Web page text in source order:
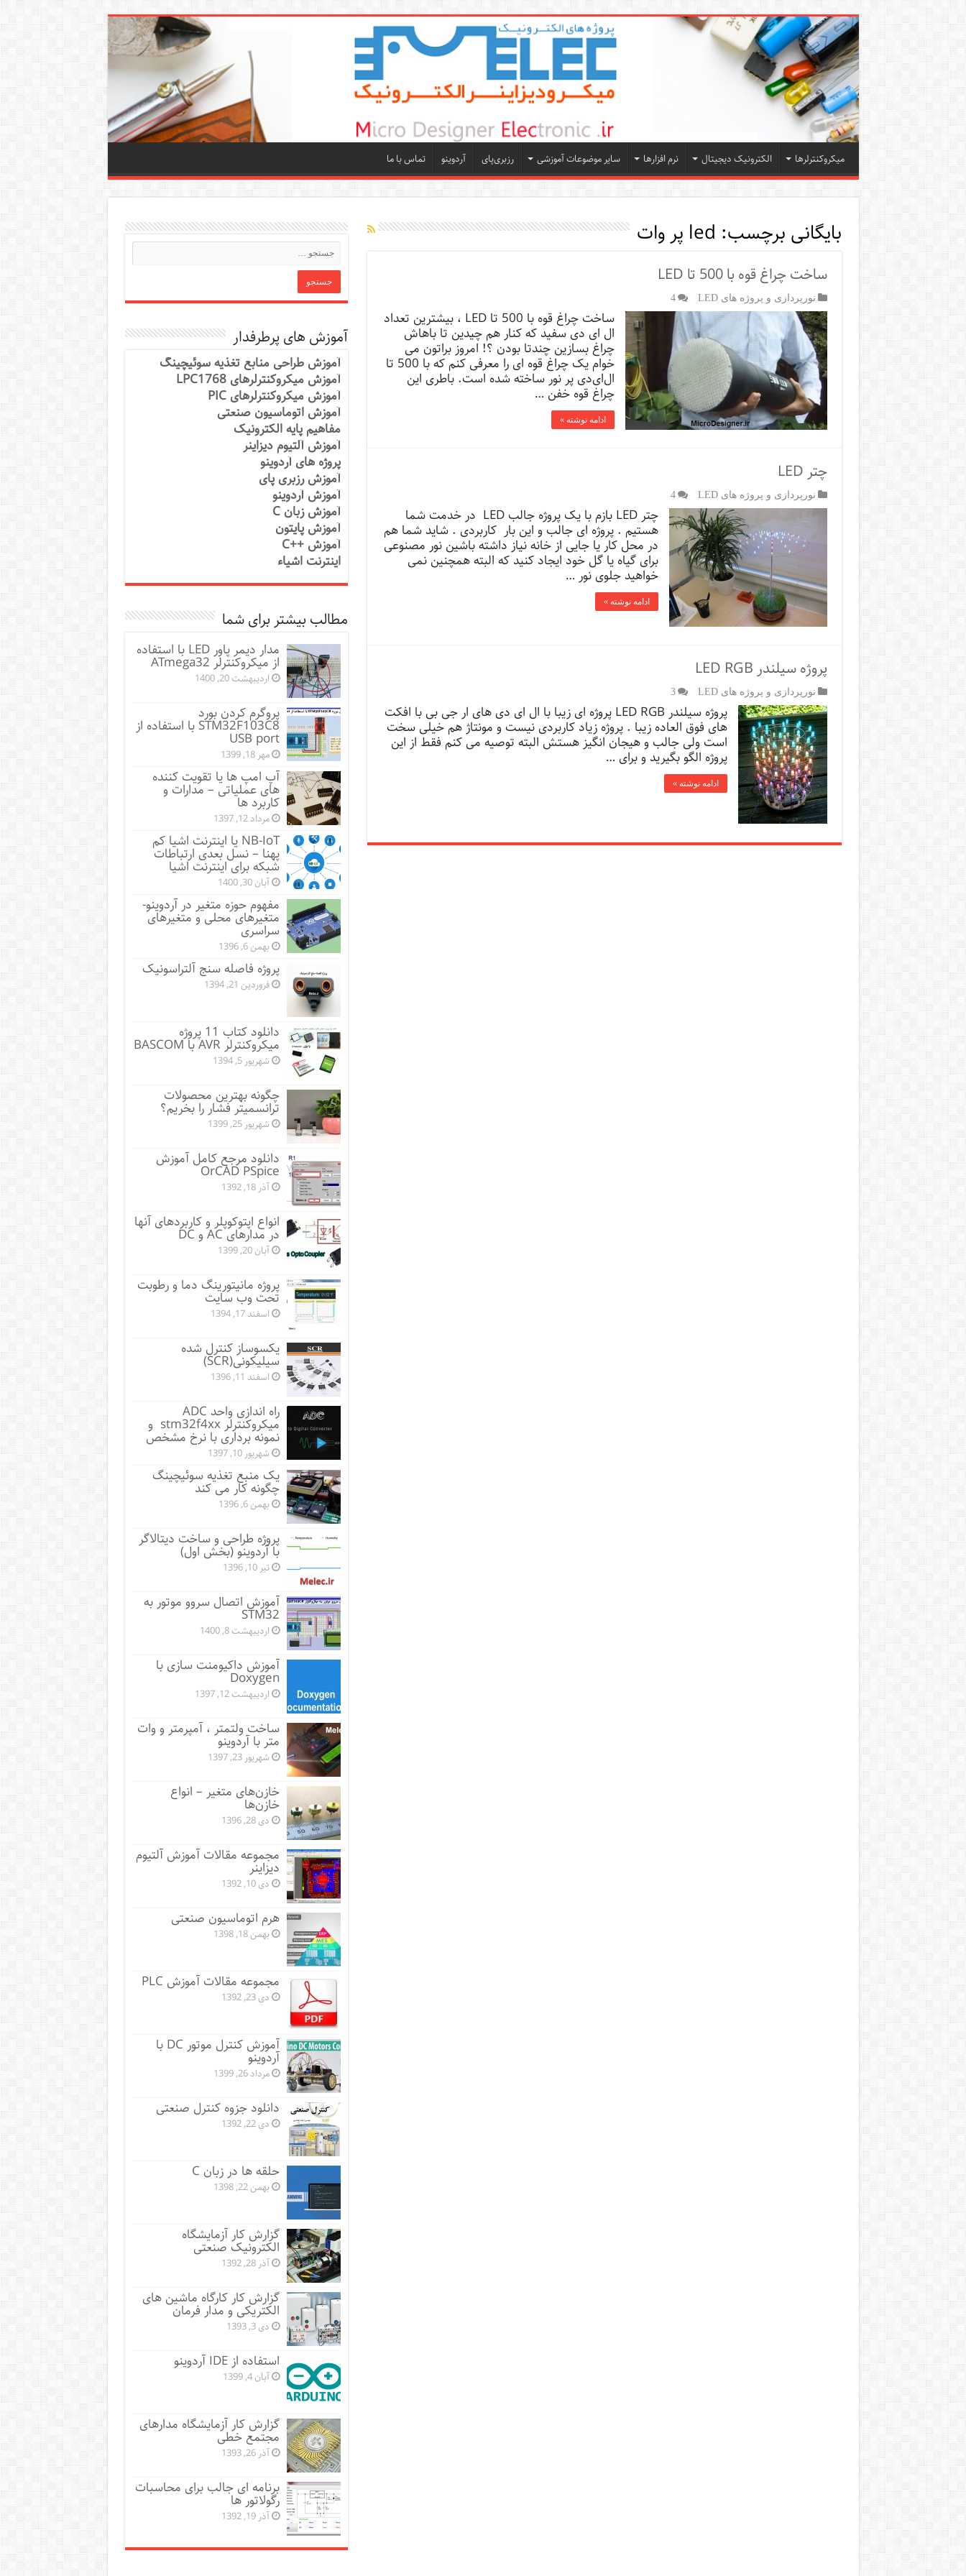
میکروکنترلرها الکترونیک دیجیتال نرم افزارها سایر موضوعات آموزشی رزبری‌پای آردوینو تماس با ما
بایگانی برچسب: led پر وات
ساخت چراغ قوه با 500 تا LED
نورپردازی و پروژه های LED 4
ساخت چراغ قوه با 500 تا LED ، بیشترین تعداد
ال ای دی سفید که کنار هم چیدین تا باهاش
چراغ بسازین چندتا بودن ؟! امروز براتون می
خوام یک چراغ قوه ای را معرفی کنم که با 500 تا
ال‌ای‌دی پر نور ساخته شده است. باطری این
چراغ قوه خفن …
ادامه نوشته »
چتر LED
نورپردازی و پروژه های LED 4
چتر LED بازم با یک پروژه جالب LED در خدمت شما
هستیم . پروژه ای جالب و این بار کاربردی . شاید شما هم
در محل کار یا جایی از خانه نیاز داشته باشین نور مصنوعی
برای گیاه یا گل خود ایجاد کنید که البته همچنین نمی
خواهید جلوی نور …
ادامه نوشته »
پروژه سیلندر LED RGB
نورپردازی و پروژه های LED 3
پروژه سیلندر LED RGB پروژه ای زیبا با ال ای دی های ار جی بی با افکت
های فوق العاده زیبا . پروژه زیاد کاربردی نیست و مونتاژ هم خیلی سخت
است ولی جالب و هیجان انگیز هستش البته توصیه می کنم فقط از این
پروژه الگو بگیرید و برای …
ادامه نوشته »
آموزش های پرطرفدار
آموزش طراحی منابع تغذیه سوئیچینگ
آموزش میکروکنترلرهای LPC1768
آموزش میکروکنترلرهای PIC
آموزش اتوماسیون صنعتی
مفاهیم پایه الکترونیک
آموزش آلتیوم دیزاینر
پروژه های آردوینو
آموزش رزبری پای
آموزش آردوینو
آموزش زبان C
آموزش پایتون
آموزش ++C
اینترنت اشیاء
مطالب بیشتر برای شما
مدار دیمر پاور LED با استفاده
از میکروکنترلر ATmega32
اردیبهشت 20, 1400
پروگرم کردن بورد
STM32F103C8 با استفاده از
USB port
مهر 18, 1399
آپ امپ ها یا تقویت کننده
های عملیاتی – مدارات و
کاربرد ها
مرداد 12, 1397
NB-IoT یا اینترنت اشیا کم
پهنا – نسل بعدی ارتباطات
شبکه برای اینترنت اشیا
آبان 30, 1400
مفهوم حوزه متغیر در آردوینو-
متغیرهای محلی و متغیرهای
سراسری
بهمن 6, 1396
پروژه فاصله سنج آلتراسونیک
فروردین 21, 1394
دانلود کتاب 11 پروژه
میکروکنترلر AVR با BASCOM
شهریور 5, 1394
چگونه بهترین محصولات
ترانسمیتر فشار را بخریم؟
شهریور 25, 1399
دانلود مرجع کامل آموزش
OrCAD PSpice
آذر 18, 1392
انواع اپتوکوپلر و کاربردهای آنها
در مدارهای AC و DC
آبان 20, 1399
پروژه مانيتورينگ دما و رطوبت
تحت وب سایت
اسفند 17, 1394
یکسوساز کنترل شده
سیلیکونی(SCR)
اسفند 11, 1396
راه اندازی واحد ADC
میکروکنترلر stm32f4xx و
نمونه برداری با نرخ مشخص
شهریور 10, 1397
یک منبع تغذیه سوئیچینگ
چگونه کار می کند
بهمن 6, 1396
پروژه طراحی و ساخت دیتالاگر
با آردوینو (بخش اول)
تیر 10, 1396
آموزش اتصال سروو موتور به
STM32
اردیبهشت 8, 1400
آموزش داکیومنت سازی با
Doxygen
اردیبهشت 12, 1397
ساخت ولتمتر ، آمپرمتر و وات
متر با آردوینو
شهریور 23, 1397
خازن‌های متغیر – انواع
خازن‌ها
دی 28, 1396
مجموعه مقالات آموزش آلتیوم
دیزاینر
دی 10, 1392
هرم اتوماسیون صنعتی
بهمن 18, 1398
مجموعه مقالات آموزش PLC
دی 23, 1392
آموزش کنترل موتور DC با
آردوینو
مرداد 26, 1399
دانلود جزوه کنترل صنعتی
دی 22, 1392
حلقه ها در زبان C
بهمن 22, 1398
گزارش کار آزمایشگاه
الکترونیک صنعتی
آذر 28, 1392
گزارش کار کارگاه ماشین های
الکتریکی و مدار فرمان
دی 3, 1393
استفاده از IDE آردوینو
آبان 4, 1399
گزارش کار آزمایشگاه مدارهای
مجتمع خطی
آذر 26, 1393
برنامه ای جالب برای محاسبات
رگولاتور ها
آذر 19, 1392